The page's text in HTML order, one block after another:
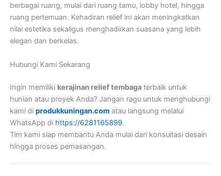
berbagai ruang, mulai dari ruang tamu, lobby hotel, hingga
ruang pertemuan. Kehadiran relief ini akan meningkatkan
nilai estetika sekaligus menghadirkan suasana yang lebih
elegan dan berkelas.
Hubungi Kami Sekarang
Ingin memiliki kerajinan relief tembaga terbaik untuk
hunian atau proyek Anda? Jangan ragu untuk menghubungi
kami di produkkuningan.com atau langsung melalui
WhatsApp di https://6281165899.
Tim kami siap membantu Anda mulai dari konsultasi desain
hingga proses pemasangan.